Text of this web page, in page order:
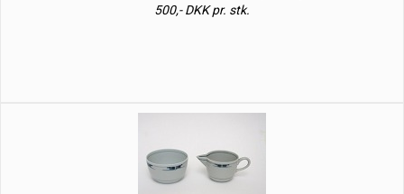
500,- DKK pr. stk.